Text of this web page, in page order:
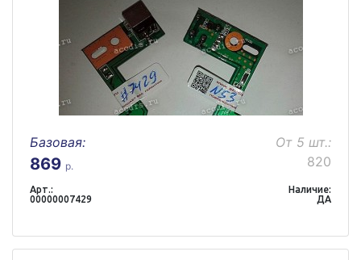
Базовая:
869 р.
От 5 шт.:
820
Арт.:
00000007429
Наличие:
ДА